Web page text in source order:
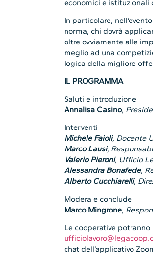
economici e istituzionali
In particolare,
norma, chi dovrà
oltre ovviamente alle
meglio ad una
logica della migliore
IL PROGRAMMA
Saluti e introduzione
Annalisa Casino,
Interventi
Michele Faioli, Docente
Marco Lausi,
Valerio Pieroni, Ufficio
Alessandra Bonafede,
Alberto Cucchiarelli,
Modera e conclude
Marco Mingrone,
Le cooperative
chat dell’applicativo